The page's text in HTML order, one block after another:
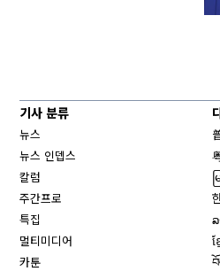
기사 분류
뉴스
뉴스 인뎁스
칼럼
주간프로
특집
멀티미디어
카툰
ខ្